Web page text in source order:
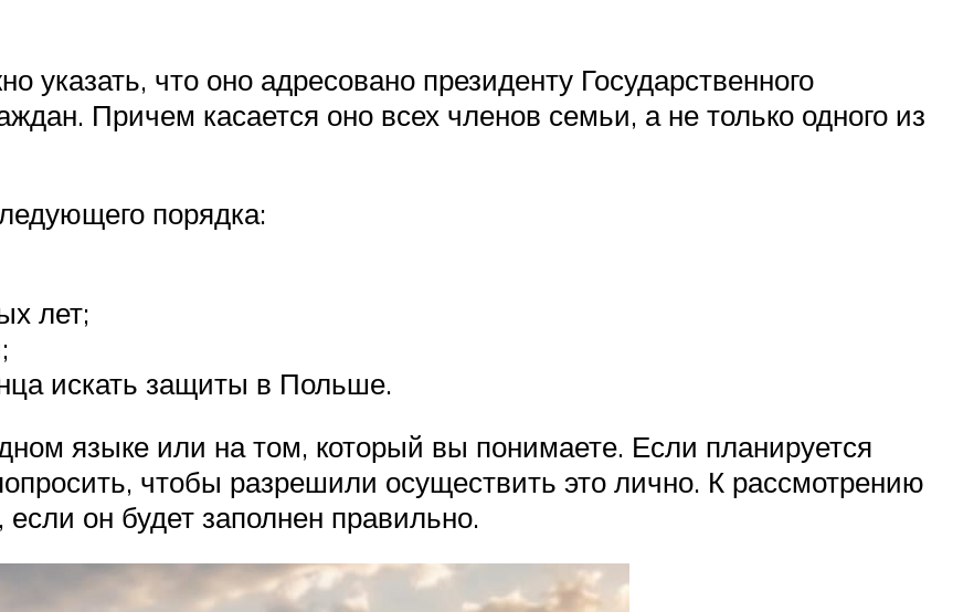
указать, что оно адресовано президенту Государственного
Причем касается оно всех членов семьи, а не только одного из
порядка:
лет;
искать защиты в Польше.
языке или на том, который вы понимаете. Если планируется
чтобы разрешили осуществить это лично. К рассмотрению
он будет заполнен правильно.